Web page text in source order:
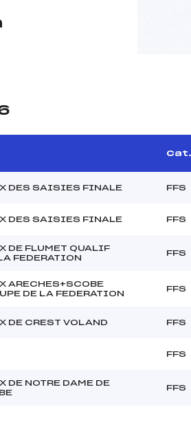
Cat.
DES SAISIES FINALE FFS
DES SAISIES FINALE FFS
DE FLUMET QUALIF
FEDERATION
FFS
ARECHES+SCOBE
DE LA FEDERATION
FFS
DE CREST VOLAND FFS
FFS
DE NOTRE DAME DE
FFS